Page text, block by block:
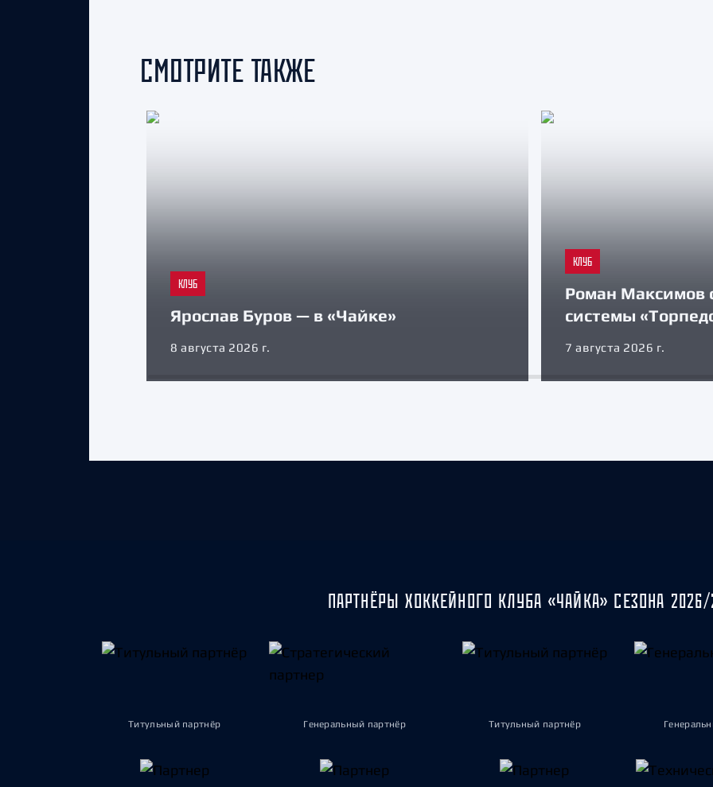
СМОТРИТЕ ТАКЖЕ
КЛУБ
Ярослав Буров — в «Чайке»
8 августа 2026 г.
КЛУБ
Роман Максимов
системы
7 августа 2026 г.
ПАРТНЁРЫ ХОККЕЙНОГО КЛУБА «ЧАЙКА» СЕЗОНА 2026/
Титульный партнёр Генеральный партнёр Титульный партнёр